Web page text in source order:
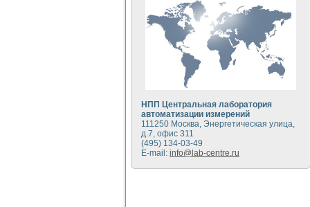
Разработка
Применение среды
Портативная система для
Использование LabVIEW
Устройство для снятия
Передовые научные
Автоматизированная
Автоматизированный
Визуализация
Виртуальный прибор для
Исследование возможности
Исследование кинетики
Комплекс
Метод прогнозирования
Недорогая система
Применение технологий NI
НПП Центральная лаборатория
автоматизации измерений
111250 Москва, Энергетическая улица,
д.7, офис 311
(495) 134-03-49
E-mail: info@lab-centre.ru